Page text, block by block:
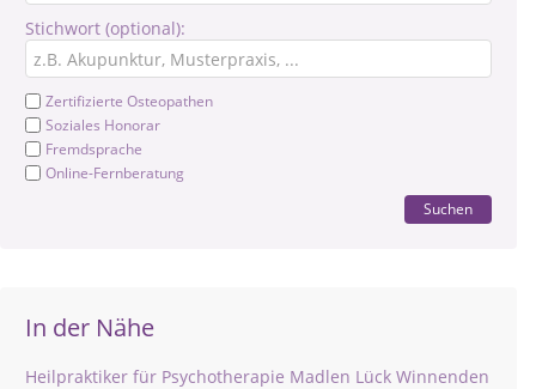
Stichwort (optional):
Zertifizierte Osteopathen
Soziales Honorar
Fremdsprache
Online-Fernberatung
Suchen
In der Nähe
Heilpraktiker für Psychotherapie Madlen Lück Winnenden